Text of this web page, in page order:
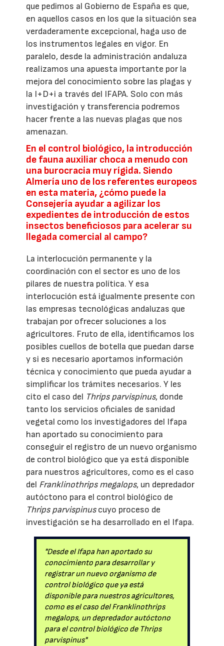
que pedimos al Gobierno de España es que,
en aquellos casos en los que la situación sea
verdaderamente excepcional, haga uso de
los instrumentos legales en vigor. En
paralelo, desde la administración andaluza
realizamos una apuesta importante por la
mejora del conocimiento sobre las plagas y
la I+D+i a través del IFAPA. Solo con más
investigación y transferencia podremos
hacer frente a las nuevas plagas que nos
amenazan.
En el control biológico, la introducción
de fauna auxiliar choca a menudo con
una burocracia muy rígida. Siendo
Almería uno de los referentes europeos
en esta materia, ¿cómo puede la
Consejería ayudar a agilizar los
expedientes de introducción de estos
insectos beneficiosos para acelerar su
llegada comercial al campo?
La interlocución permanente y la
coordinación con el sector es uno de los
pilares de nuestra política. Y esa
interlocución está igualmente presente con
las empresas tecnológicas andaluzas que
trabajan por ofrecer soluciones a los
agricultores. Fruto de ella, identificamos los
posibles cuellos de botella que puedan darse
y si es necesario aportamos información
técnica y conocimiento que pueda ayudar a
simplificar los trámites necesarios. Y les
cito el caso del Thrips parvispinus, donde
tanto los servicios oficiales de sanidad
vegetal como los investigadores del Ifapa
han aportado su conocimiento para
conseguir el registro de un nuevo organismo
de control biológico que ya está disponible
para nuestros agricultores, como es el caso
del Franklinothrips megalops, un depredador
autóctono para el control biológico de
Thrips parvispinuscuyo proceso de
investigación se ha desarrollado en el Ifapa.
"Desde el Ifapa han aportado su
conocimiento para desarrollar y
registrar un nuevo organismo de
control biológico que ya está
disponible para nuestros agricultores,
como es el caso del Franklinothrips
megalops, un depredador autóctono
para el control biológico de Thrips
parvispinus"